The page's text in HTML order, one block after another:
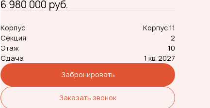
6 980 000 руб.
Корпус
Корпус 11
Секция
2
Этаж
10
Сдача
1 кв. 2027
Забронировать
Заказать звонок